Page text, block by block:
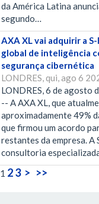
da América Latina
segundo…
AXA XL vai adquirir a
global de inteligência
segurança cibernética
LONDRES, qui, ago 6
LONDRES, 6 de agosto
-- A AXA XL, que
aproximadamente 49%
que firmou um acordo
restantes da empresa. A
consultoria
1 23 > >>